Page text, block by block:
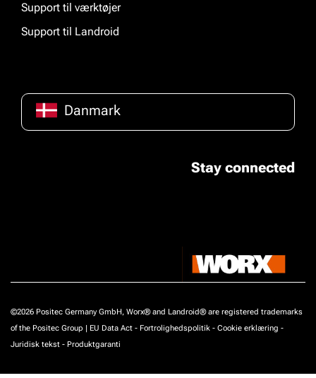
Support til værktøjer
Support til Landroid
Danmark
Stay connected
©2026 Positec Germany GmbH, Worx® and Landroid® are registered trademarks
of the Positec Group | EU Data Act - Fortrolighedspolitik - Cookie erklæring -
Juridisk tekst - Produktgaranti